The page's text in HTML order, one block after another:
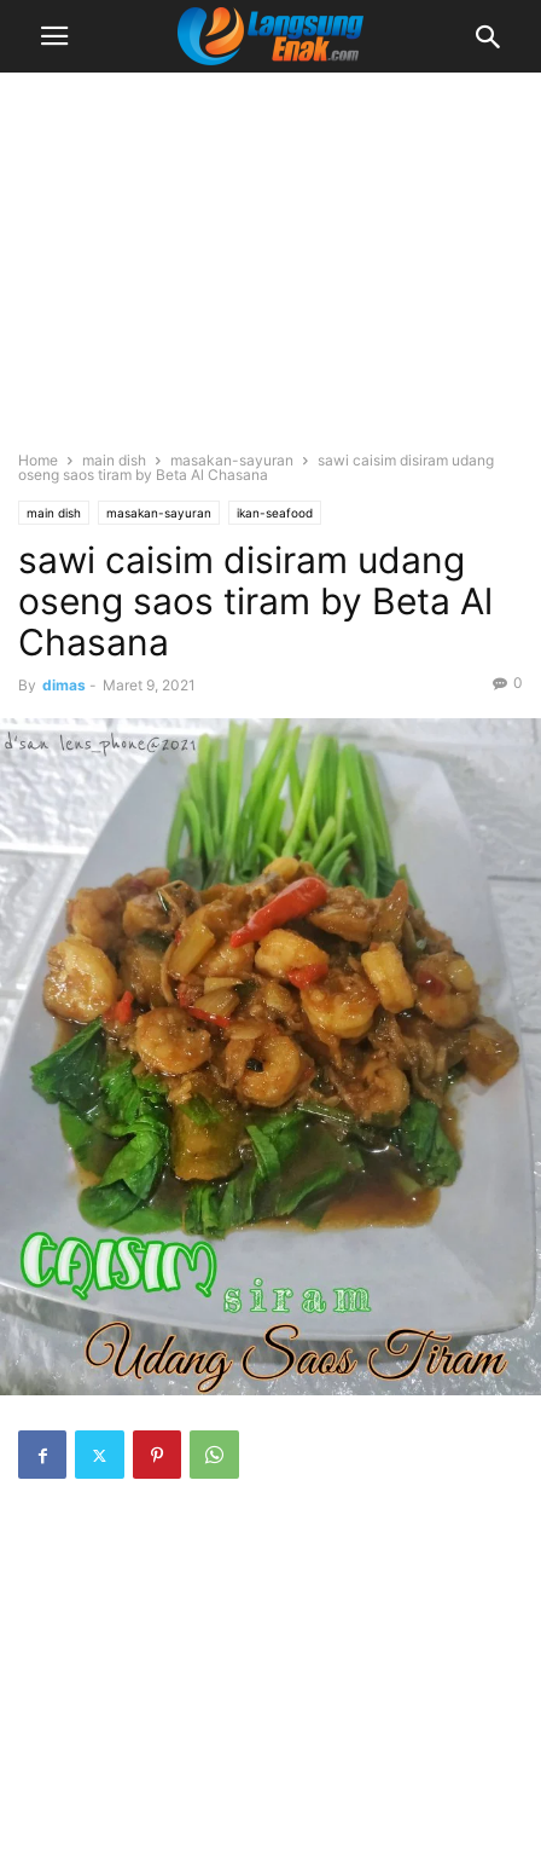
Home main dish masakan-sayuran
sawi caisim disiram udang
oseng saos tiram by Beta Al Chasana
main dish masakan-sayuran ikan-seafood
sawi caisim disiram udang
oseng saos tiram by Beta Al
Chasana
By dimas - Maret 9, 2021 0